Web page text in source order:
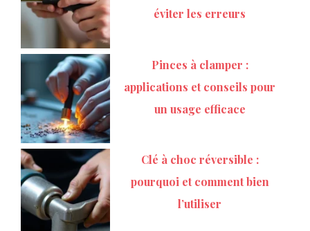
éviter les erreurs
Pinces à clamper :
applications et conseils pour
un usage efficace
Clé à choc réversible :
pourquoi et comment bien
l’utiliser